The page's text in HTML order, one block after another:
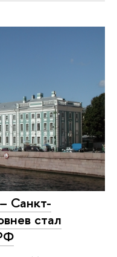
Санкт-
стал